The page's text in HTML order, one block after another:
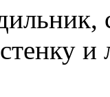
стенку